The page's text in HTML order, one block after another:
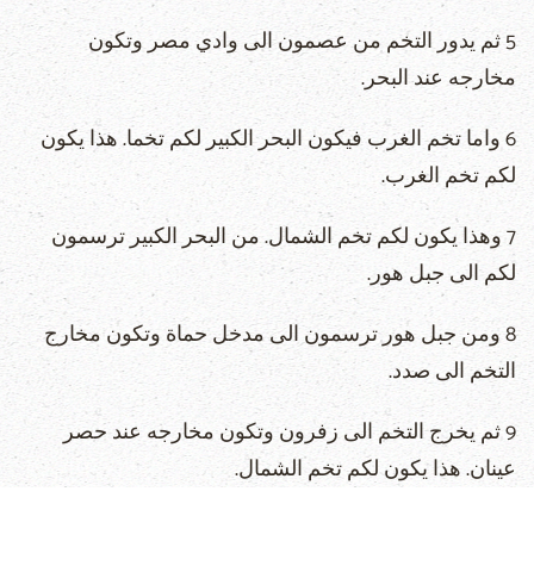
5 ثم يدور التخم من عصمون الى وادي مصر وتكون
مخارجه عند البحر.
6 واما تخم الغرب فيكون البحر الكبير لكم تخما. هذا يكون
لكم تخم الغرب.
7 وهذا يكون لكم تخم الشمال. من البحر الكبير ترسمون
لكم الى جبل هور.
8 ومن جبل هور ترسمون الى مدخل حماة وتكون مخارج
التخم الى صدد.
9 ثم يخرج التخم الى زفرون وتكون مخارجه عند حصر
عينان. هذا يكون لكم تخم الشمال.